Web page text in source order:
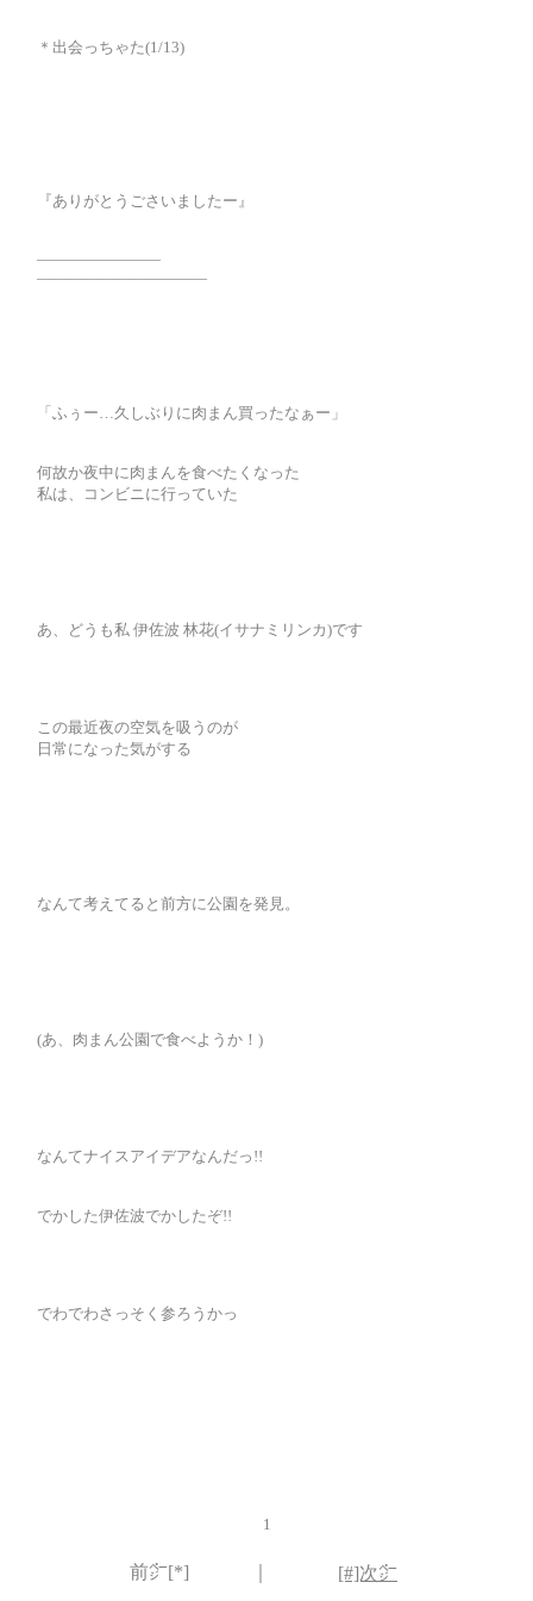
＊出会っちゃた(1/13)
『ありがとうごさいましたー』
――――――――
―――――――――――
「ふぅー…久しぶりに肉まん買ったなぁー」
何故か夜中に肉まんを食べたくなった
私は、コンビニに行っていた
あ、どうも私 伊佐波 林花(イサナミリンカ)です
この最近夜の空気を吸うのが
日常になった気がする
なんて考えてると前方に公園を発見。
(あ、肉まん公園で食べようか！)
なんてナイスアイデアなんだっ!!
でかした伊佐波でかしたぞ!!
でわでわさっそく参ろうかっ
1
前㌻[*] [#]次㌻